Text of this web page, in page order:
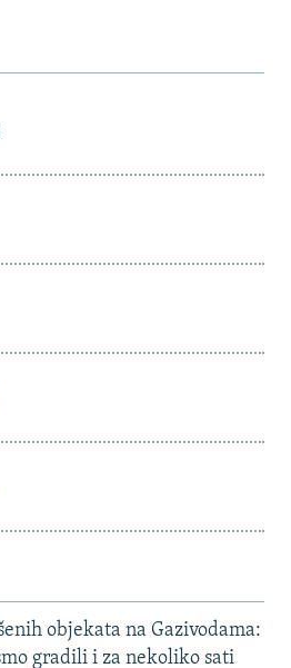
objekata na Gazivodama:
gradili i za nekoliko sati